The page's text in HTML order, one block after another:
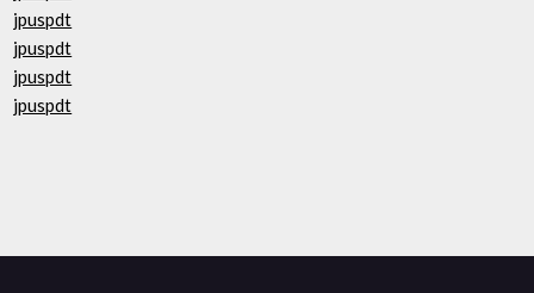
jpuspdt
jpuspdt
jpuspdt
jpuspdt